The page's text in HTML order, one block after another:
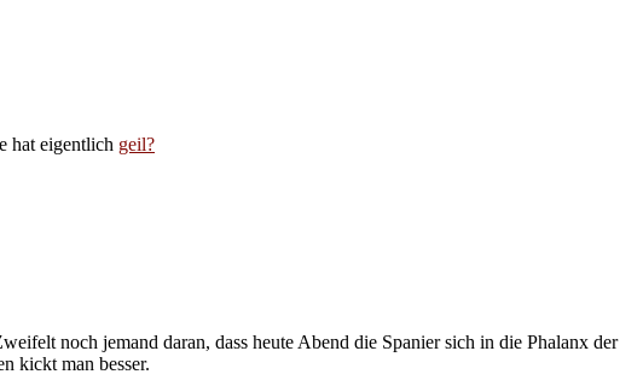
hat eigentlich geil?
noch jemand daran, dass heute Abend die Spanier sich in die Phalanx der
kickt man besser.